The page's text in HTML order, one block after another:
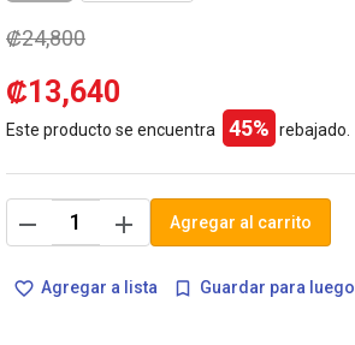
₡24,800
₡13,640
Este producto se encuentra 45% rebajado.
remove add Agregar al carrito
favorite_border Agregar a lista bookmark_border Guardar para luego